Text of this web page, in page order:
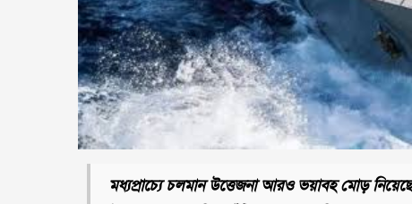
মধ্যপ্রাচ্যে চলমান উত্তেজনা আরও ভয়াবহ মোড়